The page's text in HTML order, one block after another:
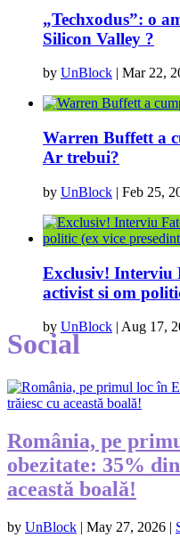
„Techxodus”: o
Silicon Valley ?
by UnBlock Mar 22,
Warren Buffett a
Ar trebui?
by UnBlock | Feb 25,
Exclusiv! Interviu
activist si om
by UnBlock | Aug 17,
Social
România, pe
obezitate: 35%
această boală!
by UnBlock | May 27, 2026 |